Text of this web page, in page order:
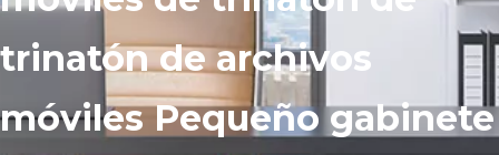
trinatón de archivos
móviles Pequeño gabinete